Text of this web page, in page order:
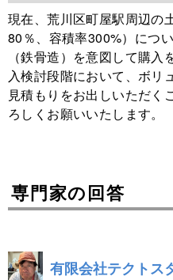
現在、荒川区町屋駅周辺の
80％、容積率300%）につ
（鉄骨造）を意図して購
入検討段階において、ボリ
見積もりをお出しいただく
ろしくお願いいたします。
専門家の回答
有限会社テクトス